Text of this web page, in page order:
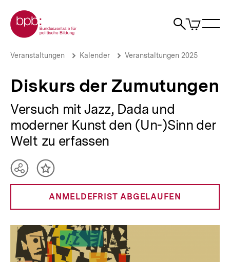
zum
Seiteninhalt
springen
Zur Startseite der bpb
Suche
Artikel
im
Diskurs
bpb.de
Brotkrümelnavigation
Pfadnavigation
Veranstaltungen Kalender Veranstaltungen 2025
Diskurs der Zumutungen
Versuch mit Jazz, Dada und
moderner Kunst den (Un-)Sinn der
Welt zu erfassen
ANMELDEFRIST ABGELAUFEN
Teilen
Optionen
anzeigen
Inhalt
merken